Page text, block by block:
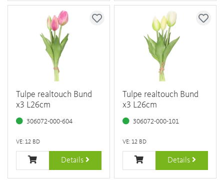
Tulpe realtouch Bund
x3 L26cm
306072-000-604
VE: 12 BD
Details
Tulpe realtouch Bund
x3 L26cm
306072-000-101
VE: 12 BD
Details